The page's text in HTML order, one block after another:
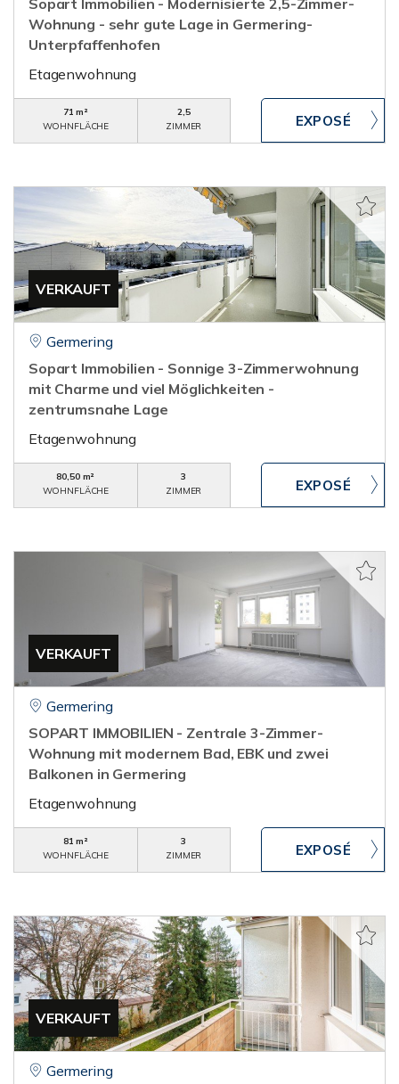
Sopart Immobilien - Modernisierte 2,5-Zimmer-
Wohnung - sehr gute Lage in Germering-
Unterpfaffenhofen
Etagenwohnung
71 m²
WOHNFLÄCHE
2,5
ZIMMER
VERKAUFT
Germering
Sopart Immobilien - Sonnige 3-Zimmerwohnung
mit Charme und viel Möglichkeiten -
zentrumsnahe Lage
Etagenwohnung
80,50 m²
WOHNFLÄCHE
3
ZIMMER
VERKAUFT
Germering
SOPART IMMOBILIEN - Zentrale 3-Zimmer-
Wohnung mit modernem Bad, EBK und zwei
Balkonen in Germering
Etagenwohnung
81 m²
WOHNFLÄCHE
3
ZIMMER
VERKAUFT
Germering